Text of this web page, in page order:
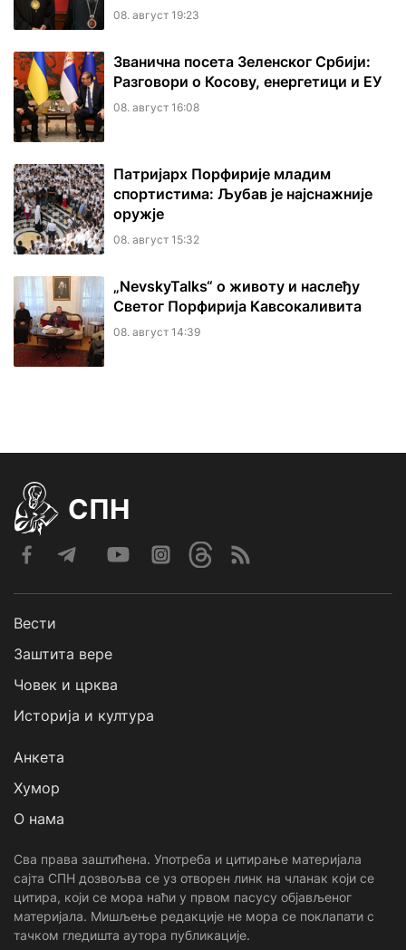
08. август 19:23
Званична посета Зеленског Србији:
Разговори о Косову, енергетици и ЕУ
08. август 16:08
Патријарх Порфирије младим
спортистима: Љубав је најснажније
оружје
08. август 15:32
„NevskyTalks“ о животу и наслеђу
Светог Порфирија Кавсокаливита
08. август 14:39
СПН
Вести
Заштита вере
Човек и црква
Историја и култура
Анкета
Хумор
О нама
Сва права заштићена. Употреба и цитирање материјала
сајта СПН дозвољва се уз отворен линк на чланак који се
цитира, који се мора наћи у првом пасусу објављеног
материјала. Мишљење редакције не мора се поклапати с
тачком гледишта аутора публикације.